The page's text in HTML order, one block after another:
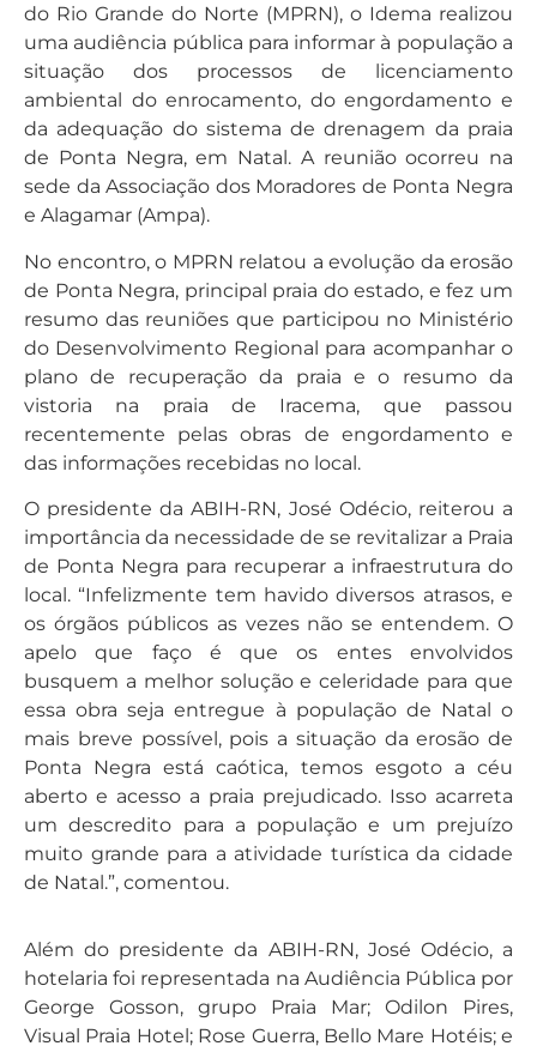
do Rio Grande do Norte (MPRN), o Idema realizou
uma audiência pública para informar à população a
situação dos processos de licenciamento
ambiental do enrocamento, do engordamento e
da adequação do sistema de drenagem da praia
de Ponta Negra, em Natal. A reunião ocorreu na
sede da Associação dos Moradores de Ponta Negra
e Alagamar (Ampa).
No encontro, o MPRN relatou a evolução da erosão
de Ponta Negra, principal praia do estado, e fez um
resumo das reuniões que participou no Ministério
do Desenvolvimento Regional para acompanhar o
plano de recuperação da praia e o resumo da
vistoria na praia de Iracema, que passou
recentemente pelas obras de engordamento e
das informações recebidas no local.
O presidente da ABIH-RN, José Odécio, reiterou a
importância da necessidade de se revitalizar a Praia
de Ponta Negra para recuperar a infraestrutura do
local. “Infelizmente tem havido diversos atrasos, e
os órgãos públicos as vezes não se entendem. O
apelo que faço é que os entes envolvidos
busquem a melhor solução e celeridade para que
essa obra seja entregue à população de Natal o
mais breve possível, pois a situação da erosão de
Ponta Negra está caótica, temos esgoto a céu
aberto e acesso a praia prejudicado. Isso acarreta
um descredito para a população e um prejuízo
muito grande para a atividade turística da cidade
de Natal.”, comentou.
Além do presidente da ABIH-RN, José Odécio, a
hotelaria foi representada na Audiência Pública por
George Gosson, grupo Praia Mar; Odilon Pires,
Visual Praia Hotel; Rose Guerra, Bello Mare Hotéis; e